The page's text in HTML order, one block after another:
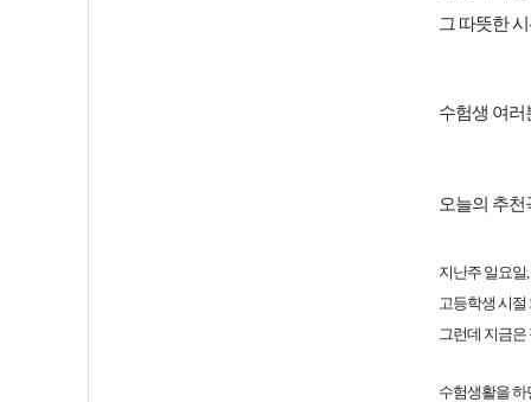
그 따뜻한
수험생 여러
오늘의 추
지난주 일요일
고등학생 시절
그런데 지금은
수험생활을 하